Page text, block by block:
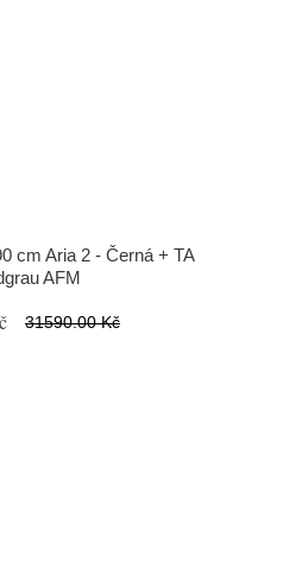
cm Aria 2 - Černá + TA
AFM
31590.00 Kč